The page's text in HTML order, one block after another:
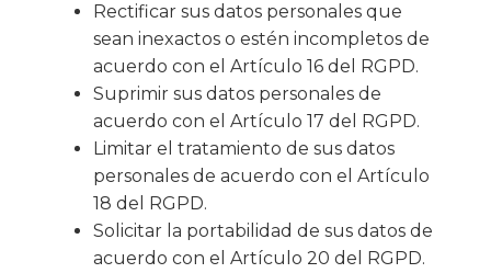
Rectificar sus datos personales que
sean inexactos o estén incompletos de
acuerdo con el Artículo 16 del RGPD.
Suprimir sus datos personales de
acuerdo con el Artículo 17 del RGPD.
Limitar el tratamiento de sus datos
personales de acuerdo con el Artículo
18 del RGPD.
Solicitar la portabilidad de sus datos de
acuerdo con el Artículo 20 del RGPD.